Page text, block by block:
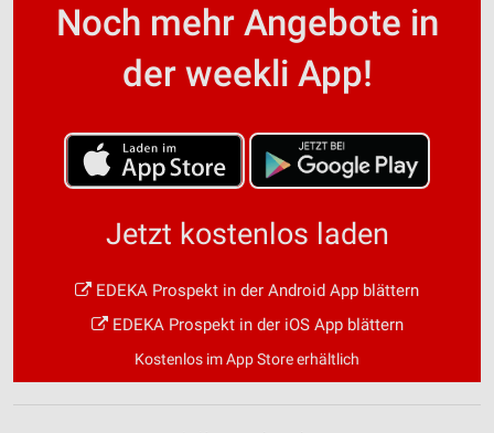
Noch mehr Angebote in
der weekli App!
Jetzt kostenlos laden
EDEKA Prospekt in der Android App blättern
EDEKA Prospekt in der iOS App blättern
Kostenlos im App Store erhältlich